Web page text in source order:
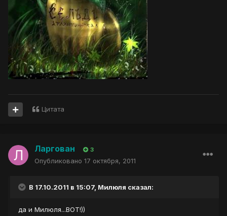
Цитата
Ларгован 3
Опубликовано 17 октября, 2011
В 17.10.2011 в 15:07, Милюля сказал:
да и Милюля...ВОТ!))